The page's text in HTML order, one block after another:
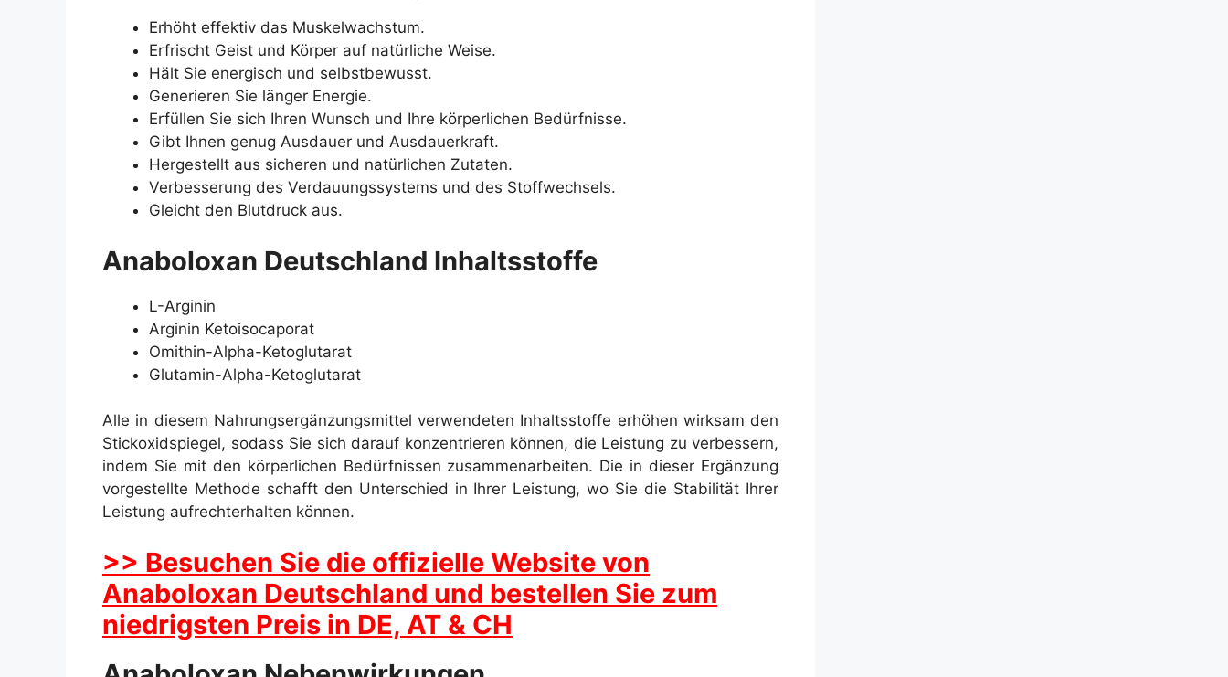
Erhöht effektiv das Muskelwachstum.
Erfrischt Geist und Körper auf natürliche Weise.
Hält Sie energisch und selbstbewusst.
Generieren Sie länger Energie.
Erfüllen Sie sich Ihren Wunsch und Ihre körperlichen Bedürfnisse.
Gibt Ihnen genug Ausdauer und Ausdauerkraft.
Hergestellt aus sicheren und natürlichen Zutaten.
Verbesserung des Verdauungssystems und des Stoffwechsels.
Gleicht den Blutdruck aus.
Anaboloxan Deutschland Inhaltsstoffe
L-Arginin
Arginin Ketoisocaporat
Omithin-Alpha-Ketoglutarat
Glutamin-Alpha-Ketoglutarat
Alle in diesem Nahrungsergänzungsmittel verwendeten Inhaltsstoffe erhöhen wirksam den
Stickoxidspiegel, sodass Sie sich darauf konzentrieren können, die Leistung zu verbessern,
indem Sie mit den körperlichen Bedürfnissen zusammenarbeiten. Die in dieser Ergänzung
vorgestellte Methode schafft den Unterschied in Ihrer Leistung, wo Sie die Stabilität Ihrer
Leistung aufrechterhalten können.
>> Besuchen Sie die offizielle Website von
Anaboloxan Deutschland und bestellen Sie zum
niedrigsten Preis in DE, AT & CH